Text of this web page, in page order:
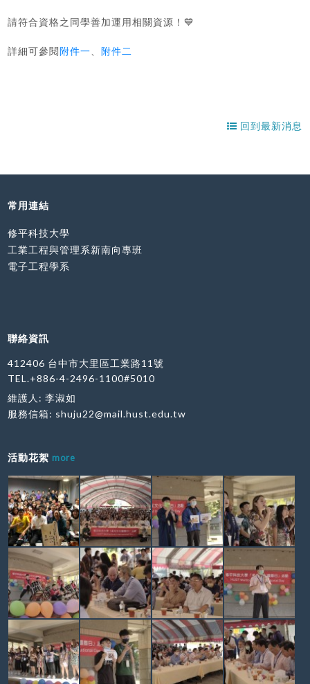
請符合資格之同學善加運用相關資源！💙
詳細可參閱附件一 、附件二
回到最新消息
常用連結
修平科技大學
工業工程與管理系新南向專班
電子工程學系
聯絡資訊
412406 台中市大里區工業路11號
TEL.+886-4-2496-1100#5010
維護人: 李淑如
服務信箱: shuju22@mail.hust.edu.tw
活動花絮 more